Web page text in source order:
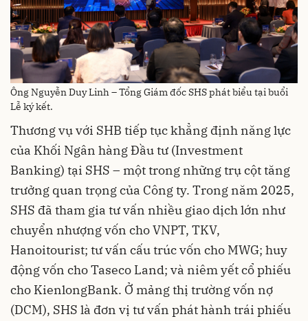
Ông Nguyễn Duy Linh – Tổng Giám đốc SHS phát biểu tại buổi
Lễ ký kết.
Thương vụ với SHB tiếp tục khẳng định năng lực
của Khối Ngân hàng Đầu tư (Investment
Banking) tại SHS – một trong những trụ cột tăng
trưởng quan trọng của Công ty. Trong năm 2025,
SHS đã tham gia tư vấn nhiều giao dịch lớn như
chuyển nhượng vốn cho VNPT, TKV,
Hanoitourist; tư vấn cấu trúc vốn cho MWG; huy
động vốn cho Taseco Land; và niêm yết cổ phiếu
cho KienlongBank. Ở mảng thị trường vốn nợ
(DCM), SHS là đơn vị tư vấn phát hành trái phiếu